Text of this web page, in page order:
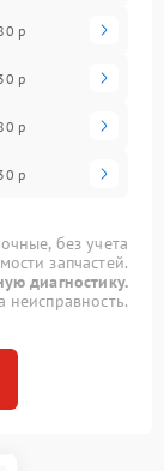
р
р
р
р
без учета
запчастей.
диагностику.